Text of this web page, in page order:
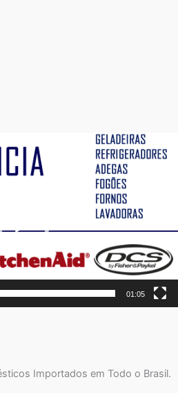
01:05
Importados em Todo o Brasil.